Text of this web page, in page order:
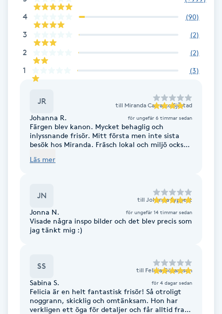
Fransk manikyr
Fransrengöring
Frekvensterapi
Friskvårdsmassage
Föning
Gel naglar
Gelenaglar
4 (90)
3 (2)
2 (2)
1 (3)
JR till Miranda Carrasco Sjåstad
Johanna R. för ungefär 6 timmar sedan
Färgen blev kanon. Mycket behaglig och
inlyssnande frisör. Mitt första men inte sista
besök hos Miranda. Fräsch lokal och miljö också.
Läs mer
JN till Johanna Lyppert
Jonna N. för ungefär 14 timmar sedan
Visade några inspo bilder och det blev precis som
jag tänkt mig :)
SS till Felicia Göransson
Sabina S. för 4 dagar sedan
Felicia är en helt fantastisk frisör! Så otroligt
noggrann, skicklig och omtänksam. Hon har
verkligen ett öga för detaljer och får alltid fram